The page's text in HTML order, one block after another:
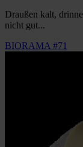
Draußen kalt,
nicht gut...
BIORAMA #71